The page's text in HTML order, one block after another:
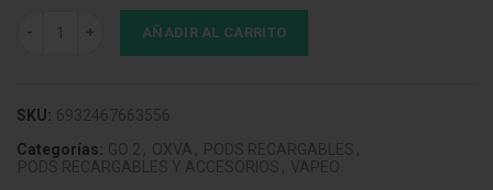
Oxva Xlim Go 2 Pod Kit Metal Blue cantidad
AÑADIR AL CARRITO
SKU: 6932467663556
Categorías: GO 2 , OXVA , PODS RECARGABLES ,
PODS RECARGABLES Y ACCESORIOS , VAPEO